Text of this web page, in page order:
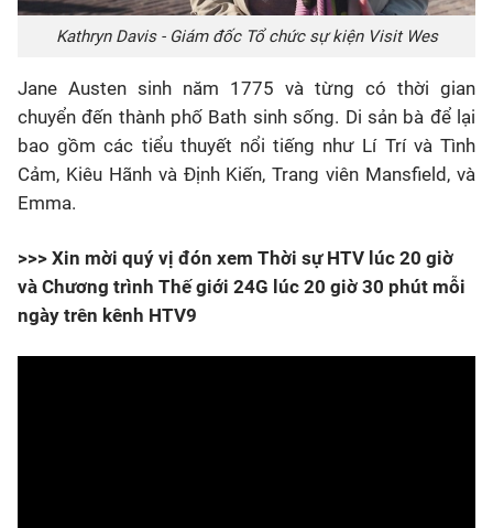
Kathryn Davis - Giám đốc Tổ chức sự kiện Visit Wes
Jane Austen sinh năm 1775 và từng có thời gian
chuyển đến thành phố Bath sinh sống. Di sản bà để lại
bao gồm các tiểu thuyết nổi tiếng như Lí Trí và Tình
Cảm, Kiêu Hãnh và Định Kiến, Trang viên Mansfield, và
Emma.
>>> Xin mời quý vị đón xem Thời sự HTV lúc 20 giờ
và Chương trình Thế giới 24G lúc 20 giờ 30 phút mỗi
ngày trên kênh HTV9